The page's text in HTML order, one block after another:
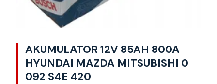
AKUMULATOR 12V 85AH 800A
HYUNDAI MAZDA MITSUBISHI 0
092 S4E 420